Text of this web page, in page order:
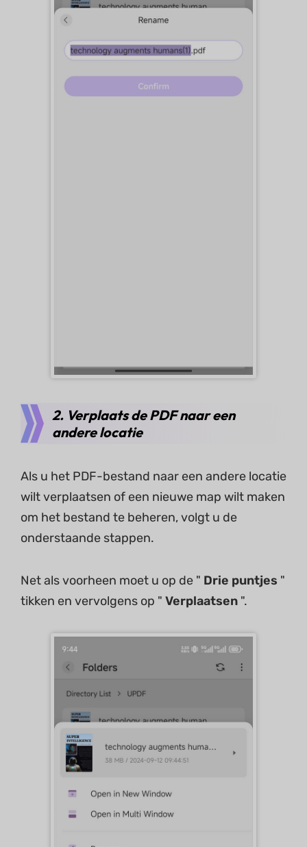
2. Verplaats de PDF naar een
andere locatie
Als u het PDF-bestand naar een andere locatie
wilt verplaatsen of een nieuwe map wilt maken
om het bestand te beheren, volgt u de
onderstaande stappen.
Net als voorheen moet u op de " Drie puntjes "
tikken en vervolgens op " Verplaatsen ".